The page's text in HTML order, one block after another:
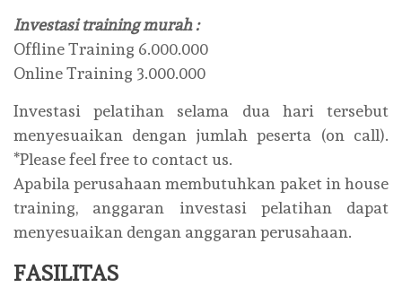
Investasi training murah :
Offline Training 6.000.000
Online Training 3.000.000
Investasi pelatihan selama dua hari tersebut
menyesuaikan dengan jumlah peserta (on call).
*Please feel free to contact us.
Apabila perusahaan membutuhkan paket in house
training, anggaran investasi pelatihan dapat
menyesuaikan dengan anggaran perusahaan.
FASILITAS